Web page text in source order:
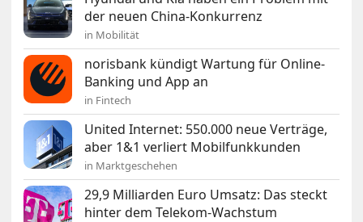
der neuen China-Konkurrenz
in Mobilität
norisbank kündigt Wartung für Online-
Banking und App an
in Fintech
United Internet: 550.000 neue Verträge,
aber 1&1 verliert Mobilfunkkunden
in Marktgeschehen
29,9 Milliarden Euro Umsatz: Das steckt
hinter dem Telekom-Wachstum